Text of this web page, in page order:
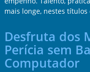
mais longe, nestes
Desfruta dos
Perícia sem
Computador